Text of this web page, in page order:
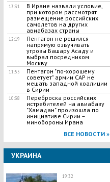
13:31
В Иране назвали условие,
при котором рассмотрят
размещение российских
самолетов на других
авиабазах страны
12:19
Пентагон не решился
напрямую озвучивать
угрозы Башару Асаду и
выбрал посредником
Москву
11:55
Пентагон "по-хорошему
советует" армии САР не
мешать западной коалиции
в Сирии
10:38
Переброска российских
истребителей на авиабазу
"Хамадан" произошла по
инициативе Сирии –
минобороны Ирана
ВСЕ НОВОСТИ »
УКРАИНА
19:32